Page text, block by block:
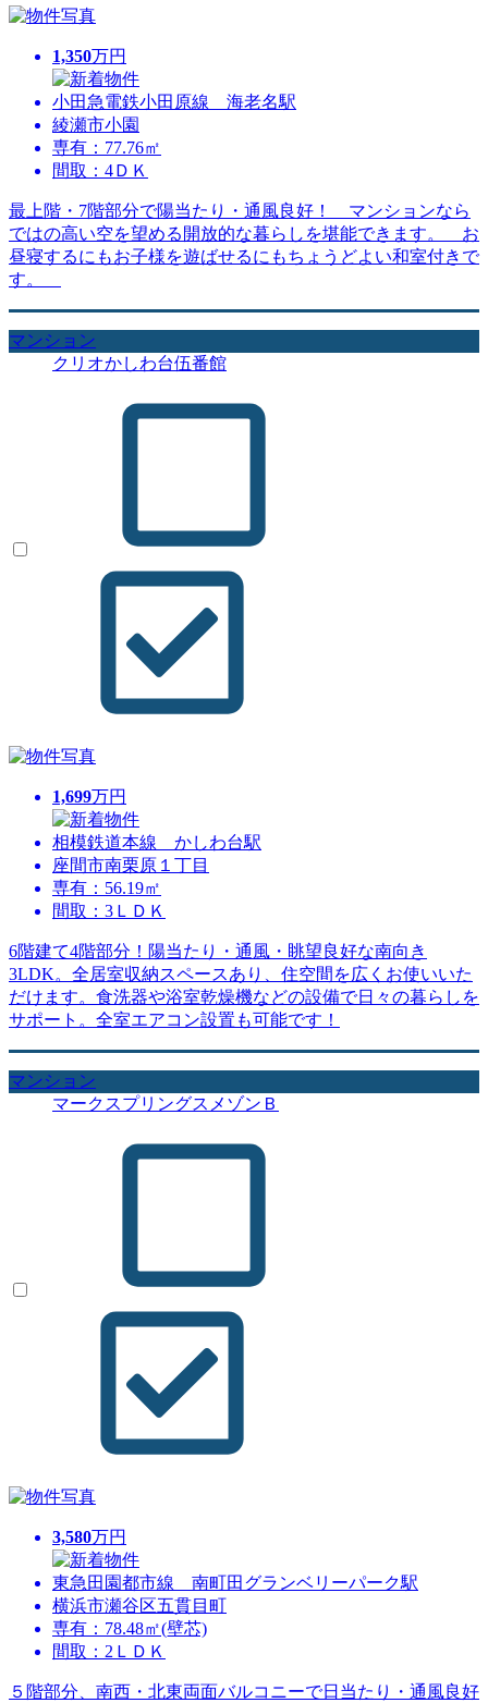
1,350万円
小田急電鉄小田原線 海老名駅
綾瀬市小園
専有：77.76㎡
間取：4ＤＫ
最上階・7階部分で陽当たり・通風良好！ マンションなら
ではの高い空を望める開放的な暮らしを堪能できます。 お
昼寝するにもお子様を遊ばせるにもちょうどよい和室付きで
す。
マンション
クリオかしわ台伍番館
1,699万円
相模鉄道本線 かしわ台駅
座間市南栗原１丁目
専有：56.19㎡
間取：3ＬＤＫ
6階建て4階部分！陽当たり・通風・眺望良好な南向き
3LDK。全居室収納スペースあり、住空間を広くお使いいた
だけます。食洗器や浴室乾燥機などの設備で日々の暮らしを
サポート。全室エアコン設置も可能です！
マンション
マークスプリングスメゾンＢ
3,580万円
東急田園都市線 南町田グランベリーパーク駅
横浜市瀬谷区五貫目町
専有：78.48㎡(壁芯)
間取：2ＬＤＫ
５階部分、南西・北東両面バルコニーで日当たり・通風良好